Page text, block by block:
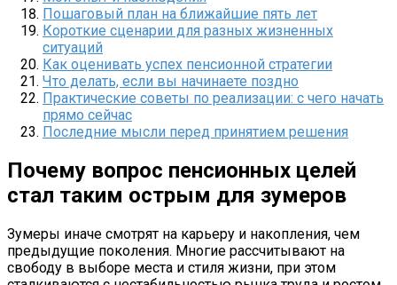
Пошаговый план на ближайшие пять лет
Короткие сценарии для разных жизненных
ситуаций
Как оценивать успех пенсионной стратегии
Что делать, если вы начинаете поздно
Практические советы по реализации: с чего начать
прямо сейчас
Последние мысли перед принятием решения
Почему вопрос пенсионных целей
стал таким острым для зумеров
Зумеры иначе смотрят на карьеру и накопления, чем
предыдущие поколения. Многие рассчитывают на
свободу в выборе места и стиля жизни, при этом